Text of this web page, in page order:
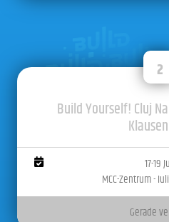
2
Build Yourself! Cluj
17-19
MCC-Zentrum -
Gerade